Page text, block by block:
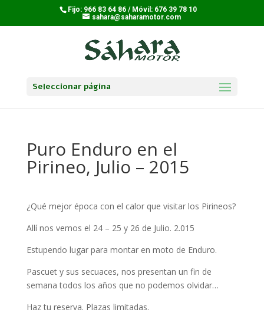
Fijo: 966 83 64 86 / Móvil: 676 39 78 10
sahara@saharamotor.com
Seleccionar página
Puro Enduro en el
Pirineo, Julio – 2015
¿Qué mejor época con el calor que visitar los Pirineos?
Allí nos vemos el 24 – 25 y 26 de Julio. 2.015
Estupendo lugar para montar en moto de Enduro.
Pascuet y sus secuaces, nos presentan un fin de
semana todos los años que no podemos olvidar…
Haz tu reserva. Plazas limitadas.